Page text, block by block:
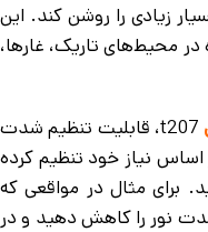
زیادی را روشن کند. این
در محیط‌های تاریک، غارها،
t207، قابلیت تنظیم شدت
نیاز خود تنظیم کرده
برای مثال در مواقعی که
نور را کاهش دهید و در